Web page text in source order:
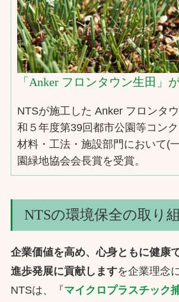
「Anker フロンタウン生田」
NTSが施工した Anker フロンタ
和５年度第39回都市公園等コンク
材料・工法・施設部門において(
園緑地協会会長賞を受賞。
NTSの環境保全の取り
企業価値を高め、心身ともに健康
進歩発展に貢献しますを企業理念
NTSは、『マイクロプラスチック